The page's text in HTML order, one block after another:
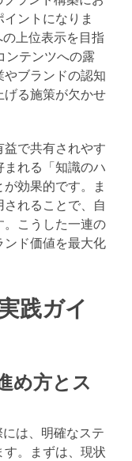
ントになりま
上位表示を目指
ンテンツへの露
ブランドの認知
げる施策が欠かせ
で共有されやす
れる「知識のハ
効果的です。ま
れることで、自
。こうした一連の
ド価値を最大化
践ガイ
め方とス
は、明確なステ
す。まずは、現状